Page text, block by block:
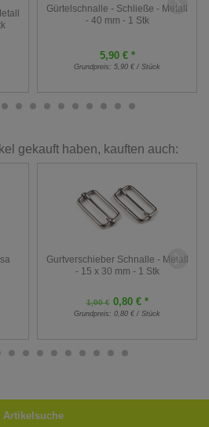
Artikelsuche
Gürtelschnalle - Schließe - Metall
- 40 mm - 1 Stk
5,90 € *
Grundpreis: 5,90 € / Stück
gekauft haben, kauften auch:
Gurtverschieber Schnalle - Metall
- 15 x 30 mm - 1 Stk
1,00 €0,80 € *
Grundpreis: 0,80 € / Stück